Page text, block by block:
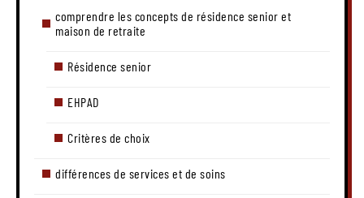
comprendre les concepts de résidence senior et
maison de retraite
Résidence senior
EHPAD
Critères de choix
différences de services et de soins